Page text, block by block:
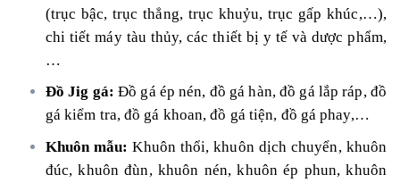
(trục bậc, trục thẳng, trục khuỷu, trục gấp khúc,…),
chi tiết máy tàu thủy, các thiết bị y tế và dược phẩm,
…
Đồ Jig gá: Đồ gá ép nén, đồ gá hàn, đồ gá lắp ráp, đồ
gá kiểm tra, đồ gá khoan, đồ gá tiện, đồ gá phay,…
Khuôn mẫu: Khuôn thổi, khuôn dịch chuyển, khuôn
đúc, khuôn đùn, khuôn nén, khuôn ép phun, khuôn